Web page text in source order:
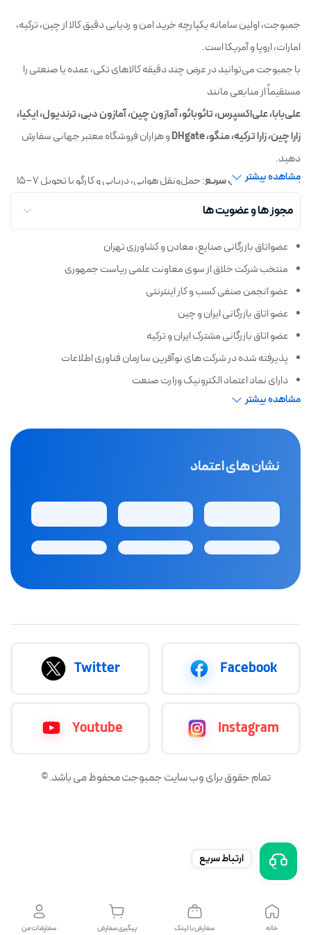
خانه سفارش با لینک پیگیری سفارش سفارشات من
خرید از انگلیس و اروپا
خرید تکی یا شخصی از چین با جمبوجت
جمبوجت، اولین سامانه یکپارچه خرید امن و ردیابی دقیق کالا از چین، ترکیه،
امارات، اروپا و آمریکا است.
با جمبوجت می‌توانید در عرض چند دقیقه کالاهای تکی، عمده یا صنعتی را
مستقیماً از منابعی مانند
علی‌بابا، علی‌اکسپرس، تائوبائو، آمازون چین، آمازون دبی، ترندیول، ایکیا،
زارا چین، زارا ترکیه، منگو، DHgate
و هزاران فروشگاه معتبر جهانی سفارش
دهید.
◼️واردات قانونی و سریع
: حمل‌ونقل هوایی، دریایی و کارگو با تحویل ۷–۱۵
روزه درب منزل
◼️ پشتیبانی ۲۴/۷ واعتبارسنجی فروشندگانبرای تضمین کیفیت
جمبوجت، پل مطمئن شما برایخرید از چین‌،خرید از ترکیهوسفارش از
آمازون و فروشگاه‌های بین‌المللیبا یک کلیک!
مشاهده بیشتر
مجوز ها و عضویت ها
عضواتاق بازرگانی صنایع، معادن و کشاورزی تهران
منتخب شرکت خلاق از سوی معاونت علمی ریاست جمهوری
عضو انجمن صنفی کسب و کار اینترنتی
عضو اتاق بازرگانی ایران و چین
عضو اتاق بازرگانی مشترک ایران و ترکیه
پذیرفته شده در شرکت های نوآفرین سازمان فناوری اطلاعات
دارای نماد اعتماد الکترونیک وزارت صنعت
مشاهده بیشتر
نشان های اعتماد
تمام حقوق برای وب سایت جمبوجت محفوظ می باشد.©
Facebook
Twitter
Instagram
Youtube
ارتباط سریع